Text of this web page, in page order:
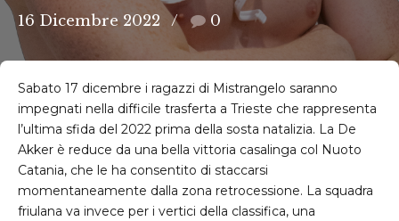
16 Dicembre 2022 0
Sabato 17 dicembre i ragazzi di Mistrangelo saranno
impegnati nella difficile trasferta a Trieste che rappresenta
l’ultima sfida del 2022 prima della sosta natalizia. La De
Akker è reduce da una bella vittoria casalinga col Nuoto
Catania, che le ha consentito di staccarsi
momentaneamente dalla zona retrocessione. La squadra
friulana va invece per i vertici della classifica, una